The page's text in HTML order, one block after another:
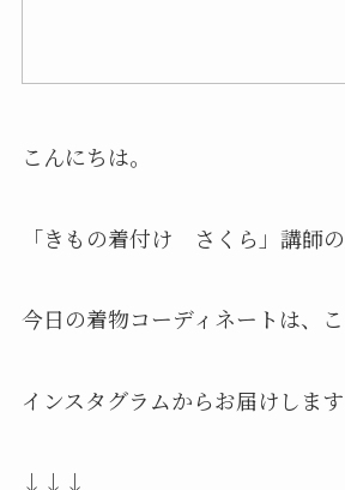
こんにちは。
「きもの着付け さくら」講師の
今日の着物コーディネートは、こ
インスタグラムからお届けします
↓↓↓